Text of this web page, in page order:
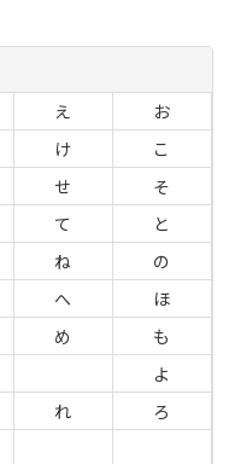
え
お
け
こ
せ
そ
て
と
ね
の
へ
ほ
め
も
よ
れ
ろ